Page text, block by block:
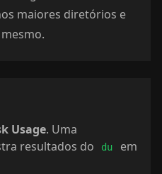
maiores diretórios e
Usage. Uma
resultados do
du
em